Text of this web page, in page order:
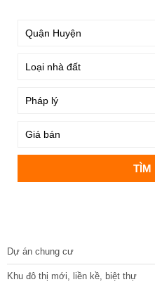
Dự án chung cư
Khu đô thị mới, liền kề, biệt thự